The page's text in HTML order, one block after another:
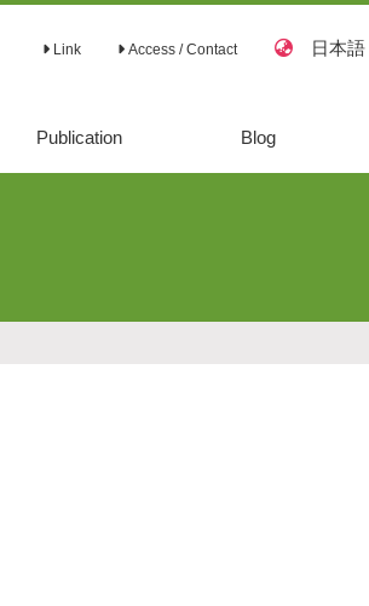
Link Access / Contact 日本語
Publication Blog